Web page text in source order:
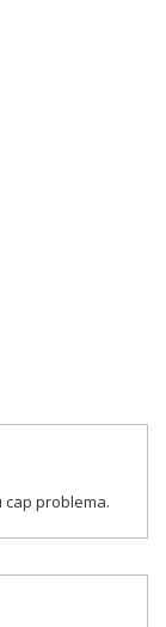
problema.